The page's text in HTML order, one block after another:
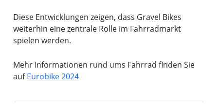
Diese Entwicklungen zeigen, dass Gravel Bikes
weiterhin eine zentrale Rolle im Fahrradmarkt
spielen werden.
Mehr Informationen rund ums Fahrrad finden Sie
aufEurobike 2024